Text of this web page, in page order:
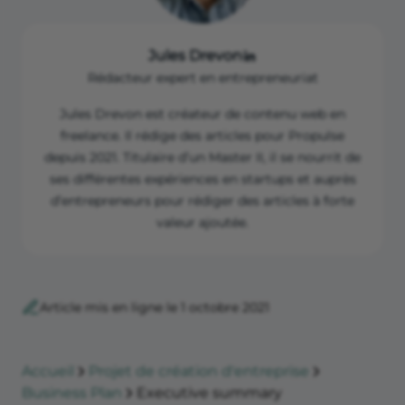
Jules Drevon
Rédacteur expert en entrepreneuriat
Jules Drevon est créateur de contenu web en
freelance. Il rédige des articles pour Propulse
depuis 2021. Titulaire d’un Master II, il se nourrit de
ses différentes expériences en startups et auprès
d’entrepreneurs pour rédiger des articles à forte
valeur ajoutée.
Article mis en ligne le 1 octobre 2021
Accueil
Projet de création d'entreprise
Business Plan
Executive summary